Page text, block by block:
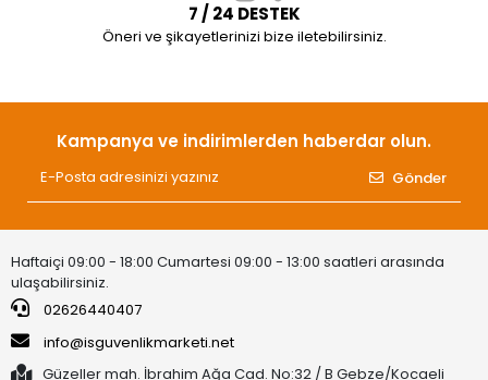
7 / 24 DESTEK
Öneri ve şikayetlerinizi bize iletebilirsiniz.
Kampanya ve indirimlerden haberdar olun.
Gönder
Haftaiçi 09:00 - 18:00 Cumartesi 09:00 - 13:00 saatleri arasında
ulaşabilirsiniz.
02626440407
info@isguvenlikmarketi.net
Güzeller mah. İbrahim Ağa Cad. No:32 / B Gebze/Kocaeli